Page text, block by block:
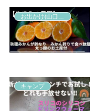
キャンプ